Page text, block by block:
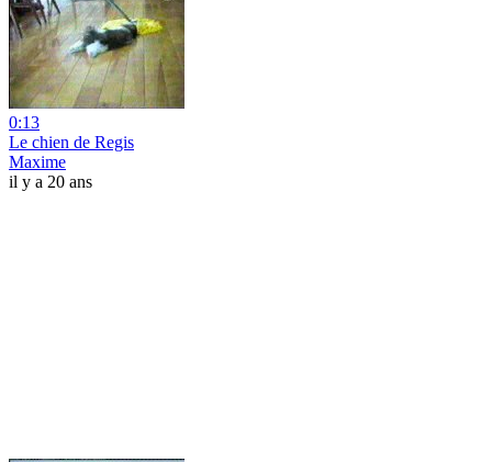
0:13
Le chien de Regis
Maxime
il y a 20 ans